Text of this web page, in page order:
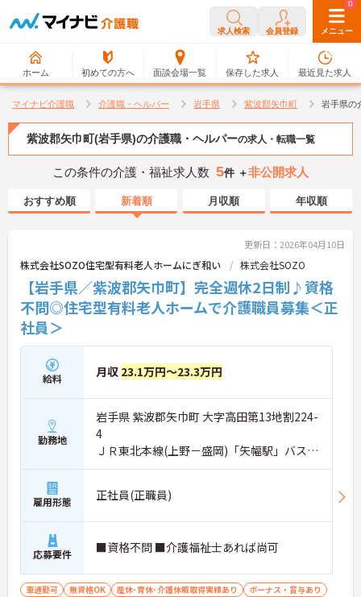
求人検索 会員登録 メニュー
ホーム 初めての方へ 面談会場一覧
0
保存した求人
0
最近見た求人
マイナビ介護職 介護職・ヘルパー 岩手県 紫波郡矢巾町 岩手県の
紫波郡矢巾町(岩手県)の介護職・ヘルパーの求人・転職一覧
この条件の介護・福祉求人数 5件 ＋非公開求人
おすすめ順 新着順 月収順 年収順
更新日：2026年04月10日
株式会社SOZO住宅型有料老人ホームにぎ和い 株式会社SOZO
【岩手県／紫波郡矢巾町】完全週休2日制♪資格
不問◎住宅型有料老人ホームで介護職員募集＜正
社員＞
給料 月収 23.1万円～23.3万円
勤務地
岩手県 紫波郡矢巾町 大字高田第13地割224-
4
ＪＲ東北本線(上野－盛岡)「矢幅駅」バス・
車5分
雇用形態 正社員(正職員)
応募要件 ■資格不問 ■介護福祉士あれば尚可
車通勤可 無資格OK 産休･育休･介護休暇取得実績あり
ボーナス・賞与あり